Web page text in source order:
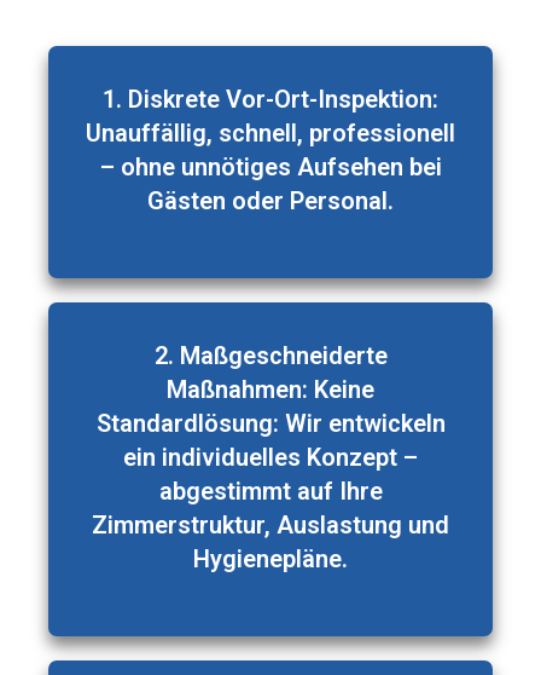
1. Diskrete Vor-Ort-Inspektion:
Unauffällig, schnell, professionell
– ohne unnötiges Aufsehen bei
Gästen oder Personal.
2. Maßgeschneiderte
Maßnahmen: Keine
Standardlösung: Wir entwickeln
ein individuelles Konzept –
abgestimmt auf Ihre
Zimmerstruktur, Auslastung und
Hygienepläne.